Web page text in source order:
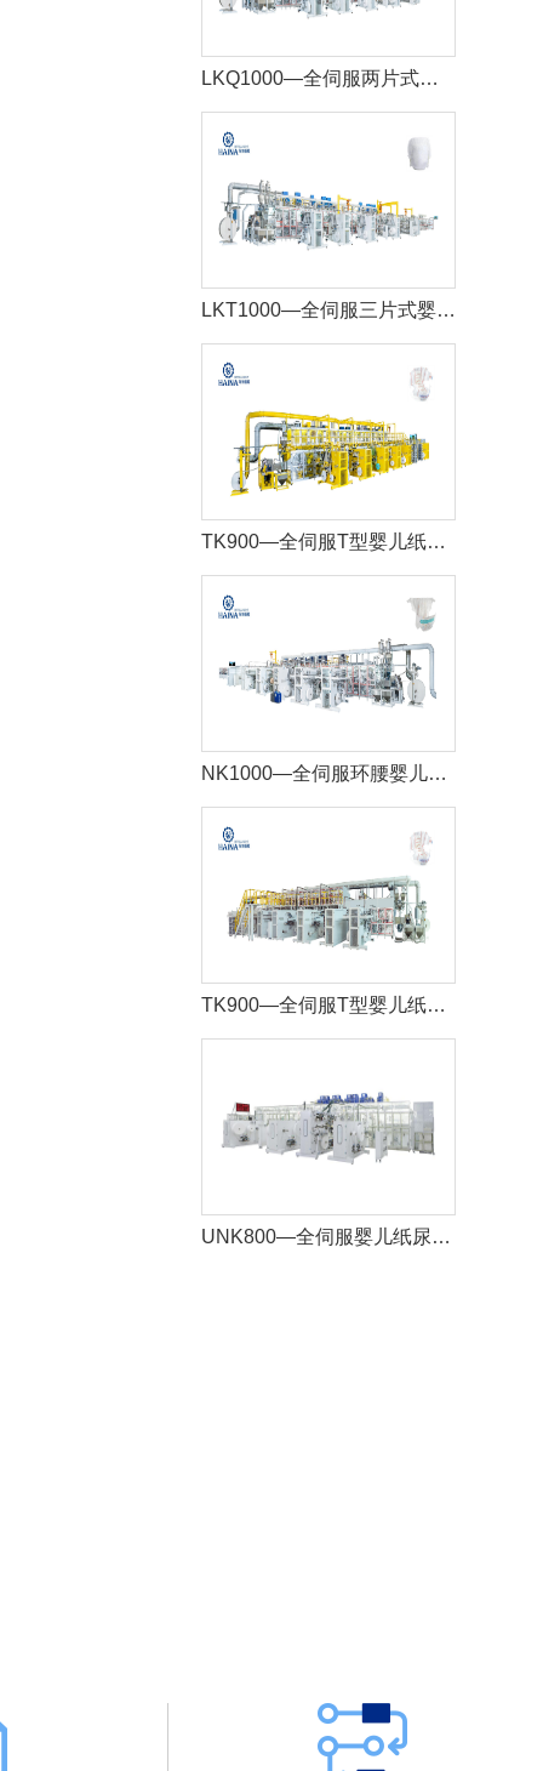
LKQ1000—全伺服两片式婴儿拉拉裤生产线
LKT1000—全伺服三片式婴儿拉拉裤生产线
TK900—全伺服T型婴儿纸尿裤生产线+自动包装机
NK1000—全伺服环腰婴儿纸尿裤生产线
TK900—全伺服T型婴儿纸尿裤生产线
UNK800—全伺服婴儿纸尿裤生产线